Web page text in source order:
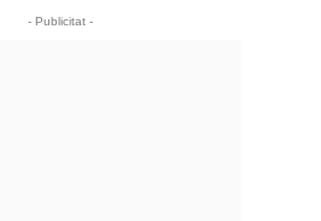
- Publicitat -